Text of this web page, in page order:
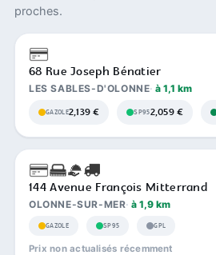
proches.
68 Rue Joseph Bénatier
LES SABLES-D'OLONNE à 1,1 km
GAZOLE2,139 € SP952,059 €
144 Avenue François Mitterrand
OLONNE-SUR-MER à 1,9 km
GAZOLE SP95 GPL
Prix non actualisés récemment